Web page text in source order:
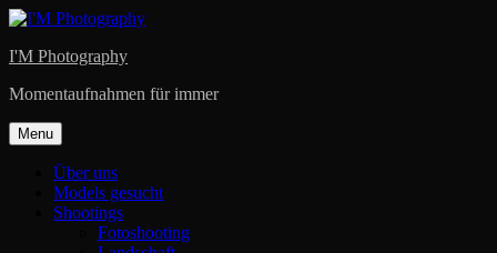
Skip
content
I'M Photography
Momentaufnahmen für immer
Menu
Über uns
Models gesucht
Shootings
Fotoshooting